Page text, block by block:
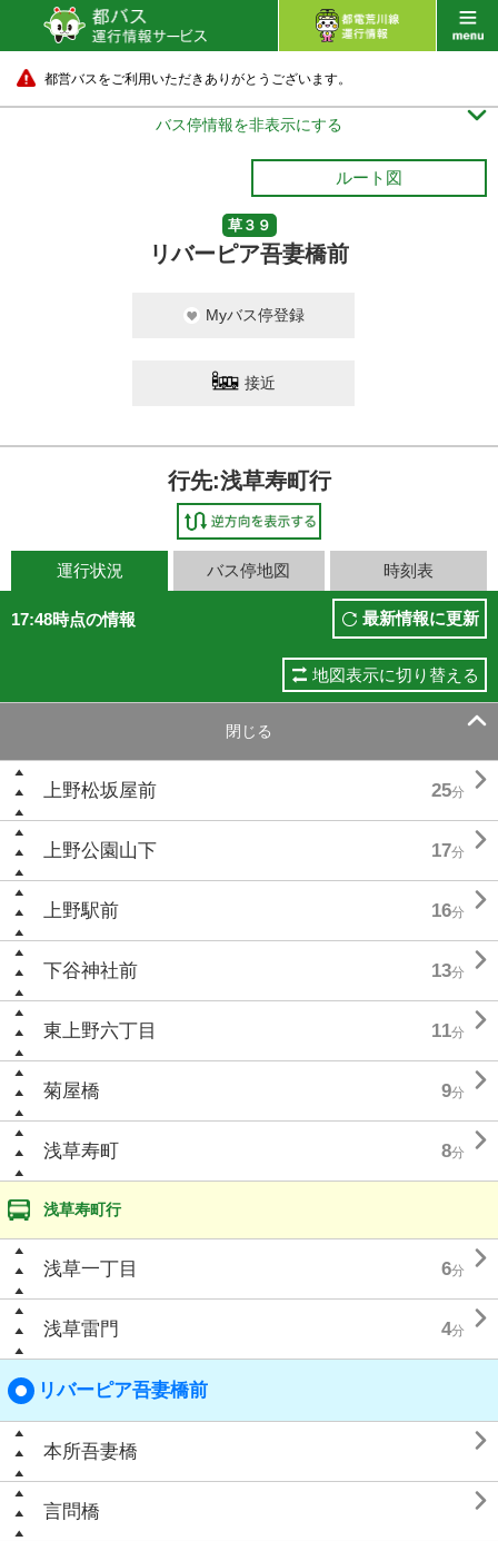
都営バスをご利用いただきありがとうございます。
バス停情報を非表示にする 
ルート図
草３９
リバーピア吾妻橋前
Myバス停登録
接近
行先:浅草寿町行
運行状況 バス停地図 時刻表
17:48時点の情報 最新情報に更新
地図表示に切り替える
閉じる 
上野松坂屋前 25分 
上野公園山下 17分 
上野駅前 16分 
下谷神社前 13分 
東上野六丁目 11分 
菊屋橋 9分 
浅草寿町 8分 
浅草寿町行
浅草一丁目 6分 
浅草雷門 4分 
リバーピア吾妻橋前
本所吾妻橋 
言問橋 